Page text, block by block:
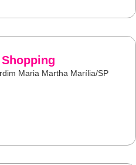
Maria Martha Marília/SP